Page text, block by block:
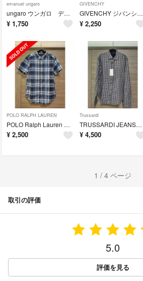
emanuel ungaro
ungaro ウンガロ デザート皿2枚セット(新品・未使用)
¥ 1,750
GIVENCHY
GIVENCHY ジバンシィ サラダボール(新品・未使用)
¥ 2,250
POLO RALPH LAUREN
POLO Ralph Lauren ポロ ラルフ ローレン 半袖シャツ(美品)
¥ 2,500
Trussardi
TRUSSARDI JEANSトラサルディ ジーンズ 長袖シャツ(新品・未使用)
¥ 4,500
1 / 4 ページ
取引の評価
5.0
評価を見る